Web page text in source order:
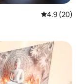
Calificación
4.9 (20)